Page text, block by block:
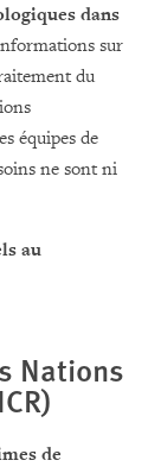
dans
sur
du
équipes de
ne sont ni
au
Nations
de